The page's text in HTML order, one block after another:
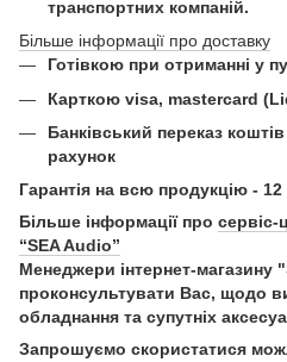
транспортних компаній.
Більше інформації про доставку
Готівкою при отриманні у
Карткою visa, mastercard
Банківський переказ
рахунок
Гарантія на всю продукцію - 12
Більше інформації про сервіс-
“SEA Audio”
Менеджери інтернет-магазину
проконсультувати Вас, щодо
обладнання та супутніх
Запрошуємо скористатися